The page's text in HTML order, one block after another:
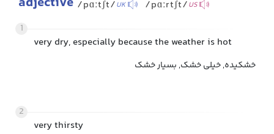
/pɑːtʃt/UK /pɑːrtʃt/US
1
very dry, especially because the weather is hot
خشکیده, خیلی خشک, بسیار خشک
2
very thirsty